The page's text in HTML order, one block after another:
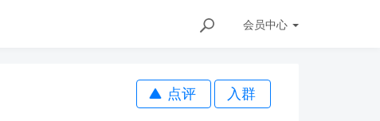
会员中心
点评 入群